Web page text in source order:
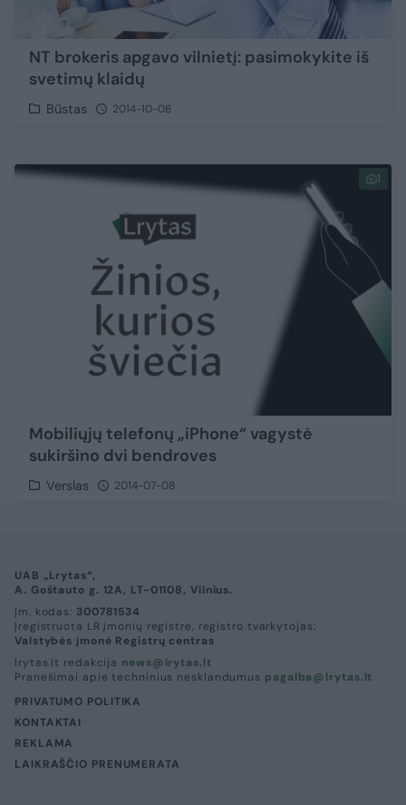
NT brokeris apgavo vilnietį: pasimokykite iš
svetimų klaidų
Būstas 2014-10-08
1
Mobiliųjų telefonų „iPhone“ vagystė
sukiršino dvi bendroves
Verslas 2014-07-08
UAB „Lrytas“,
A. Goštauto g. 12A, LT-01108, Vilnius.
Įm. kodas: 300781534
Įregistruota LR įmonių registre, registro tvarkytojas:
Valstybės įmonė Registrų centras
lrytas.lt redakcija news@lrytas.lt
Pranešimai apie techninius nesklandumus pagalba@lrytas.lt
PRIVATUMO POLITIKA
KONTAKTAI
REKLAMA
LAIKRAŠČIO PRENUMERATA